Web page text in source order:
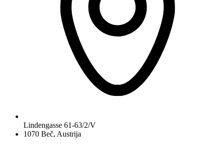
Lindengasse 61-63/2/V
1070 Beč, Austrija